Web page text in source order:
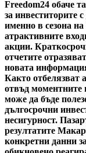
Freedom24 обаче
за инвеститорите
именно в сезона
атрактивните
акции.
отчетите
новата
Както отбелязват
отвъд моментните
може да бъде
дългосрочни
несигурност.
резултатите
конкретни данни